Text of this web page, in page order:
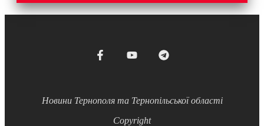
Новини Тернополя та Тернопільської області
Copyright